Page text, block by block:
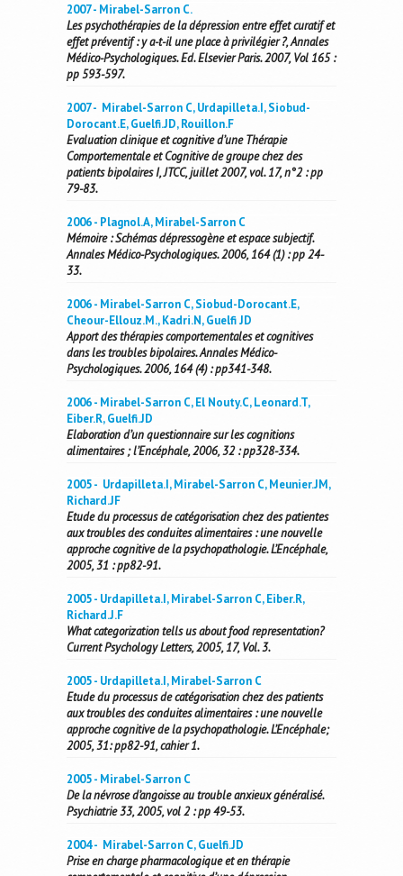
2007 - Mirabel-Sarron C.
Les psychothérapies de la dépression entre effet curatif et
effet préventif : y a-t-il une place à privilégier ?, Annales
Médico-Psychologiques. Ed. Elsevier Paris. 2007, Vol 165 :
pp 593-597.
2007 - Mirabel-Sarron C, Urdapilleta.I, Siobud-
Dorocant.E, Guelfi.JD, Rouillon.F
Evaluation clinique et cognitive d’une Thérapie
Comportementale et Cognitive de groupe chez des
patients bipolaires I, JTCC, juillet 2007, vol. 17, n°2 : pp
79-83.
2006 - Plagnol.A, Mirabel-Sarron C
Mémoire : Schémas dépressogène et espace subjectif.
Annales Médico-Psychologiques. 2006, 164 (1) : pp 24-
33.
2006 - Mirabel-Sarron C, Siobud-Dorocant.E,
Cheour-Ellouz.M., Kadri.N, Guelfi JD
Apport des thérapies comportementales et cognitives
dans les troubles bipolaires. Annales Médico-
Psychologiques. 2006, 164 (4) : pp341-348.
2006 - Mirabel-Sarron C, El Nouty.C, Leonard.T,
Eiber.R, Guelfi.JD
Elaboration d’un questionnaire sur les cognitions
alimentaires ; l’Encéphale, 2006, 32 : pp328-334.
2005 - Urdapilleta.I, Mirabel-Sarron C, Meunier.JM,
Richard.JF
Etude du processus de catégorisation chez des patientes
aux troubles des conduites alimentaires : une nouvelle
approche cognitive de la psychopathologie. L’Encéphale,
2005, 31 : pp82-91.
2005 - Urdapilleta.I, Mirabel-Sarron C, Eiber.R,
Richard.J.F
What categorization tells us about food representation?
Current Psychology Letters, 2005, 17, Vol. 3.
2005 - Urdapilleta.I, Mirabel-Sarron C
Etude du processus de catégorisation chez des patients
aux troubles des conduites alimentaires : une nouvelle
approche cognitive de la psychopathologie. L’Encéphale;
2005, 31: pp82-91, cahier 1.
2005 - Mirabel-Sarron C
De la névrose d’angoisse au trouble anxieux généralisé.
Psychiatrie 33, 2005, vol 2 : pp 49-53.
2004 - Mirabel-Sarron C, Guelfi.JD
Prise en charge pharmacologique et en thérapie